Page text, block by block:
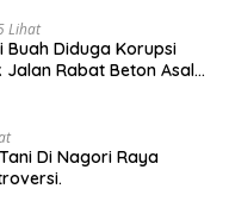
Lihat
Buah Diduga Korupsi
Jalan Rabat Beton Asal
Di Nagori Raya